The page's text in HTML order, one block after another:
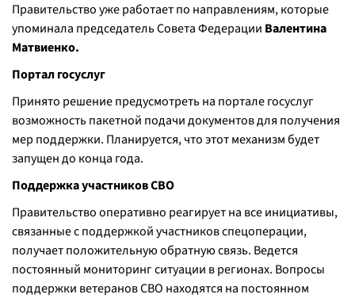
Правительство уже работает по направлениям, которые
упоминала председатель Совета Федерации Валентина
Матвиенко.
Портал госуслуг
Принято решение предусмотреть на портале госуслуг
возможность пакетной подачи документов для получения
мер поддержки. Планируется, что этот механизм будет
запущен до конца года.
Поддержка участников СВО
Правительство оперативно реагирует на все инициативы,
связанные с поддержкой участников спецоперации,
получает положительную обратную связь. Ведется
постоянный мониторинг ситуации в регионах. Вопросы
поддержки ветеранов СВО находятся на постоянном